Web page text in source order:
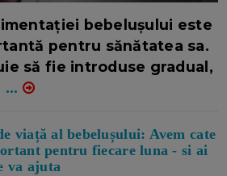
bebelușului este
pentru sănătatea sa.
să fie introduse gradual,
...
viață al bebelușului: Avem cate
pentru fiecare luna - si ai
va ajuta